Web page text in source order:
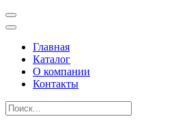
Главная
Каталог
О компании
Контакты